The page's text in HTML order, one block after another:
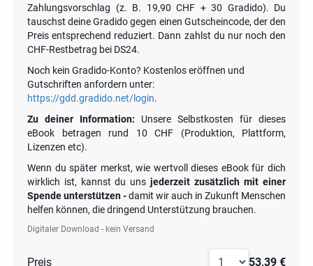
Zahlungsvorschlag (z. B. 19,90 CHF + 30 Gradido). Du
tauschst deine Gradido gegen einen Gutscheincode, der den
Preis entsprechend reduziert. Dann zahlst du nur noch den
CHF-Restbetrag bei DS24.
Noch kein Gradido-Konto? Kostenlos eröffnen und
Gutschriften anfordern unter:
https://gdd.gradido.net/login.
Zu deiner Information: Unsere Selbstkosten für dieses
eBook betragen rund 10 CHF (Produktion, Plattform,
Lizenzen etc).
Wenn du später merkst, wie wertvoll dieses eBook für dich
wirklich ist, kannst du uns jederzeit zusätzlich mit einer
Spende unterstützen -damit wir auch in Zukunft Menschen
helfen können, die dringend Unterstützung brauchen.
Digitaler Download - kein Versand
Preis 53,39 €